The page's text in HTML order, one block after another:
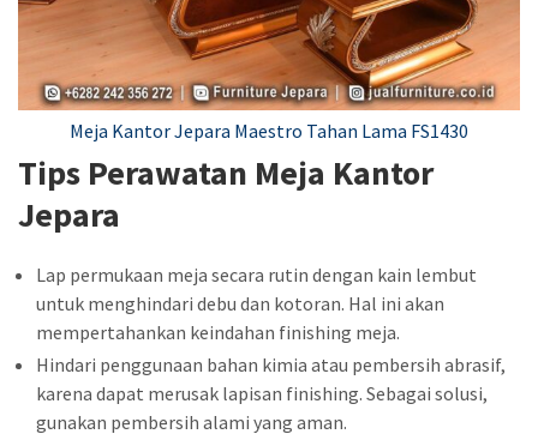
Meja Kantor Jepara Maestro Tahan Lama FS1430
Tips Perawatan Meja Kantor
Jepara
Lap permukaan meja secara rutin dengan kain lembut
untuk menghindari debu dan kotoran. Hal ini akan
mempertahankan keindahan finishing meja.
Hindari penggunaan bahan kimia atau pembersih abrasif,
karena dapat merusak lapisan finishing. Sebagai solusi,
gunakan pembersih alami yang aman.